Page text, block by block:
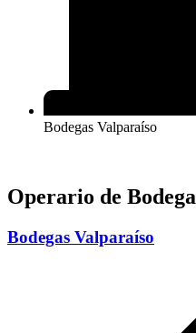
Bodegas Valparaíso
Operario de Bodega
Bodegas Valparaíso